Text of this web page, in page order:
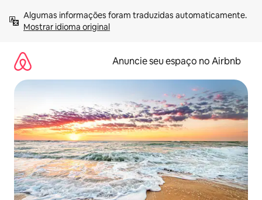
para
Mostrar idioma original
Anuncie seu espaço no Airbnb